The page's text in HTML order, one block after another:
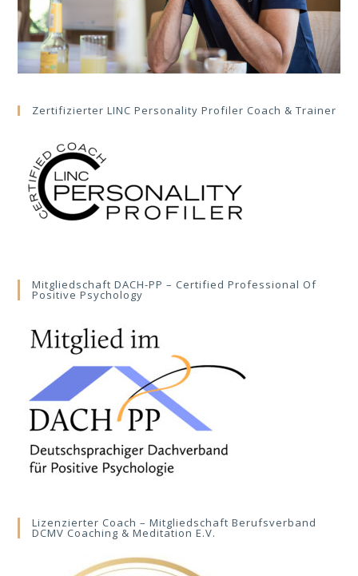
Zertifizierter LINC Personality Profiler Coach & Trainer
Mitgliedschaft DACH-PP – Certified Professional Of
Positive Psychology
Lizenzierter Coach – Mitgliedschaft Berufsverband
DCMV Coaching & Meditation E.V.